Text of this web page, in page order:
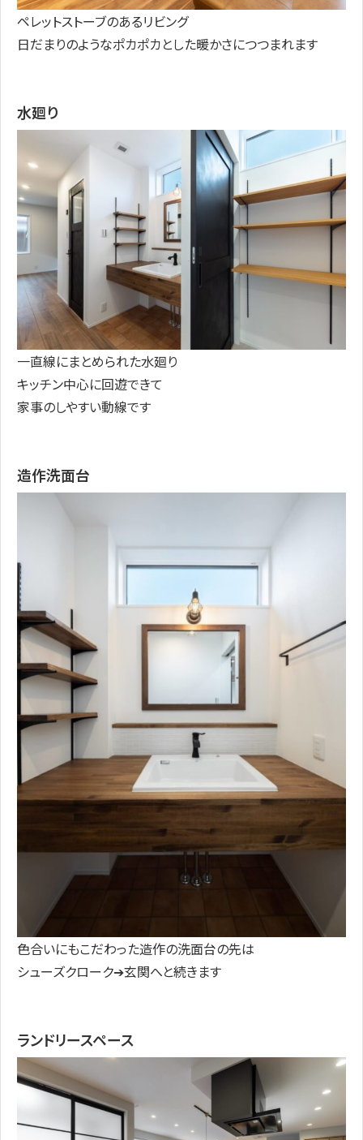
ペレットストーブのあるリビング
日だまりのようなポカポカとした暖かさにつつまれます
水廻り
一直線にまとめられた水廻り
キッチン中心に回遊できて
家事のしやすい動線です
造作洗面台
色合いにもこだわった造作の洗面台の先は
シューズクローク➔玄関へと続きます
ランドリースペース